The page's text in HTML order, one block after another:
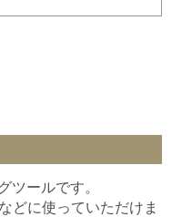
ツールです。
どに使っていただけま